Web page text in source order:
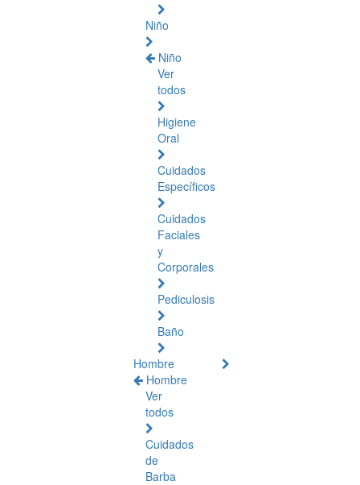
Niño
Niño
Ver
todos
Higiene
Oral
Cuidados
Específicos
Cuidados
Faciales
y
Corporales
Pediculosis
Baño
Hombre
Hombre
Ver
todos
Cuidados
de
Barba